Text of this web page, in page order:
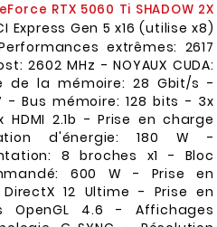
RTX 5060 Ti SHADOW 2X
Express Gen 5 x16 (utilise x8)
extrêmes: 2617
2602 MHz - NOYAUX CUDA:
de la mémoire: 28 Gbit/s -
- Bus mémoire: 128 bits - 3x
HDMI 2.1b - Prise en charge
d'énergie: 180 W -
8 broches x1 - Bloc
600 W - Prise en
12 Ultime - Prise en
OpenGL 4.6 - Affichages